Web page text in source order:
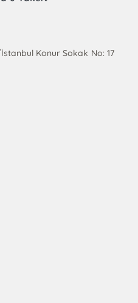
Konur Sokak No: 17